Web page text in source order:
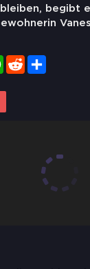
begibt
WhatsApp
Reddit